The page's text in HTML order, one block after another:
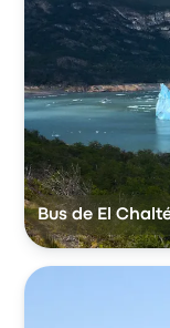
Bus de El